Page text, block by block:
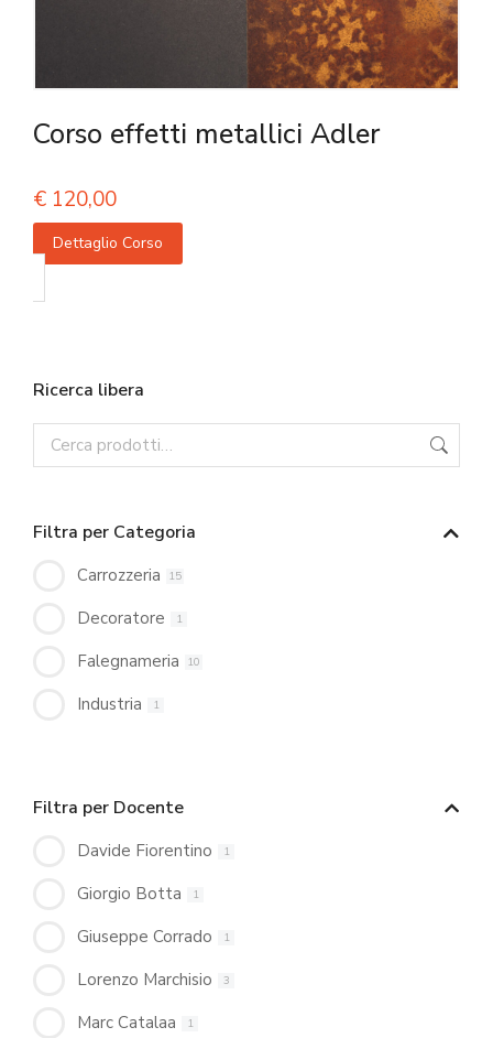
Corso effetti metallici Adler
€ 120,00
Dettaglio Corso
Ricerca libera
Filtra per Categoria
Carrozzeria 15
Decoratore 1
Falegnameria 10
Industria 1
Filtra per Docente
Davide Fiorentino 1
Giorgio Botta 1
Giuseppe Corrado 1
Lorenzo Marchisio 3
Marc Catalaa 1